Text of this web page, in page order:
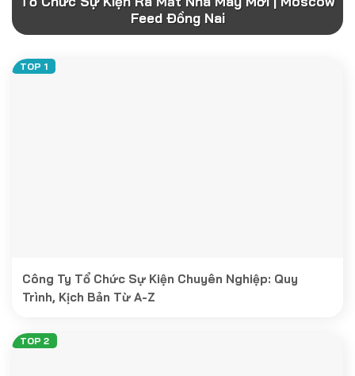
Feed Đồng Nai
Công Ty Tổ Chức Sự Kiện Chuyên Nghiệp: Quy
Trình, Kịch Bản Từ A-Z